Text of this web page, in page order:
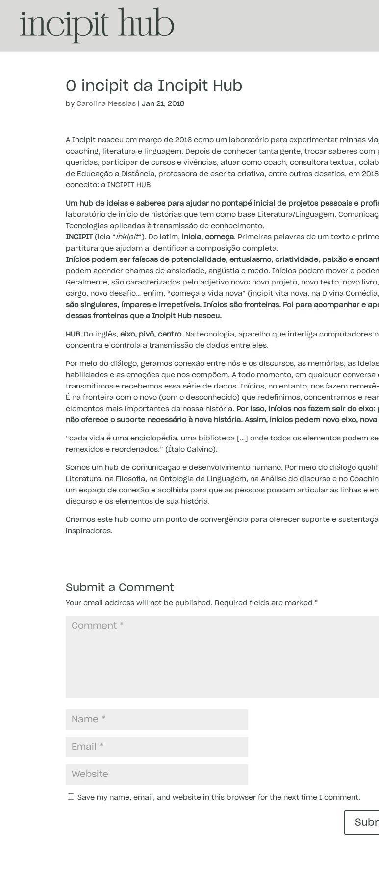
O incipit da Incipit Hub
byCarolina Messias |Jan 21, 2018
A Incipit nasceu em março de 2016 como um laboratório para experimentar minhas
coaching, literatura e linguagem. Depois de conhecer tanta gente, trocar saberes com
queridas, participar de cursos e vivências, atuar como coach, consultora textual,
de Educação a Distância, professora de escrita criativa, entre outros desafios, em
conceito: a INCIPIT HUB
Um hub de ideias e saberes para ajudar no pontapé inicial de projetos pessoais e
laboratório de início de histórias que tem como base Literatura/Linguagem,
Tecnologias aplicadas à transmissão de conhecimento.
INCIPIT (leia “ínkipit“). Do latim, inicia, começa. Primeiras palavras de um texto e
partitura que ajudam a identificar a composição completa.
Inícios podem ser faíscas de potencialidade, entusiasmo, criatividade, paixão e
podem acender chamas de ansiedade, angústia e medo. Inícios podem mover e
Geralmente, são caracterizados pelo adjetivo novo: novo projeto, novo texto, novo
cargo, novo desafio… enfim, “começa a vida nova” (incipit vita nova, na Divina
são singulares, ímpares e irrepetíveis. Inícios são fronteiras. Foi para acompanhar e
dessas fronteiras que a Incipit Hub nasceu.
HUB. Do inglês,eixo, pivô, centro. Na tecnologia, aparelho que interliga computadores
concentra e controla a transmissão de dados entre eles.
Por meio do diálogo, geramos conexão entre nós e os discursos, as memórias, as
habilidades e as emoções que nos compõem. A todo momento, em qualquer conversa
transmitimos e recebemos essa série de dados. Inícios, no entanto, nos fazem
É na fronteira com o novo (com o desconhecido) que redefinimos, concentramos e
elementos mais importantes da nossa história. Por isso, inícios nos fazem sair do
não oferece o suporte necessário à nova história. Assim, inícios pedem novo eixo,
“cada vida é uma enciclopédia, uma biblioteca […] onde todos os elementos podem
remexidos e reordenados.” (Ítalo Calvino).
Somos um hub de comunicação e desenvolvimento humano. Por meio do diálogo
Literatura, na Filosofia, na Ontologia da Linguagem, na Análise do discurso e no
um espaço de conexão e acolhida para que as pessoas possam articular as linhas e
discurso e os elementos de sua história.
Criamos este hub como um ponto de convergência para oferecer suporte e
inspiradores.
Submit a Comment
Your email address will not be published. Required fields are marked *
Save my name, email, and website in this browser for the next time I comment.